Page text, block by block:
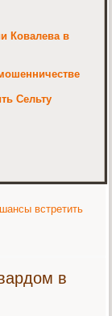
Ковалева в
Сельту
встретить
в